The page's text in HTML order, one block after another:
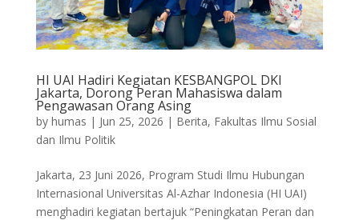
HI UAI Hadiri Kegiatan KESBANGPOL DKI
Jakarta, Dorong Peran Mahasiswa dalam
Pengawasan Orang Asing
by humas | Jun 25, 2026 | Berita, Fakultas Ilmu Sosial
dan Ilmu Politik
Jakarta, 23 Juni 2026, Program Studi Ilmu Hubungan
Internasional Universitas Al-Azhar Indonesia (HI UAI)
menghadiri kegiatan bertajuk “Peningkatan Peran dan